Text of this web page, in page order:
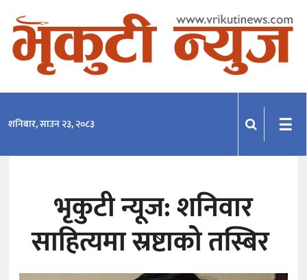
समाचार
अन्तराष्ट्रिय
अन्तर्वार्ता
शनिबार, साउन २३, २०८३ ☰
भृकुटी न्यूज: शनिवार
साहित्यमा स्रष्टाको तस्बिर